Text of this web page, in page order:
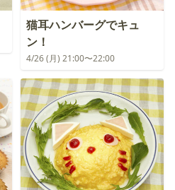
猫耳ハンバーグでキュ
ン！
4/26 (月) 21:00〜22:00